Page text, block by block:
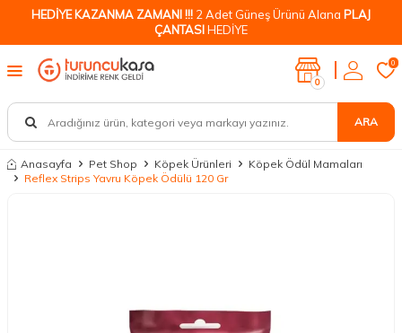
HEDİYE KAZANMA ZAMANI !!! 2 Adet Güneş Ürünü Alana PLAJ
ÇANTASIHEDİYE
ARA
0
0
Anasayfa Pet Shop Köpek Ürünleri
Köpek Ödül Mamaları
Reflex Strips Yavru Köpek Ödülü 120 Gr